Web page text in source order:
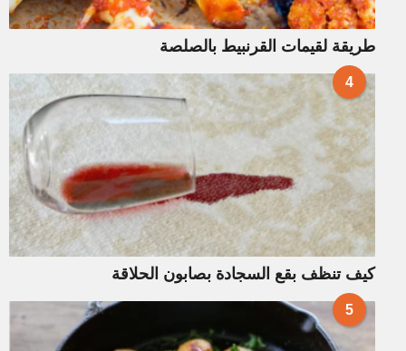
طريقة لقيمات القرنبيط بالصلصة
4
كيف تنظف بقع السجادة بصابون الحلاقة
5